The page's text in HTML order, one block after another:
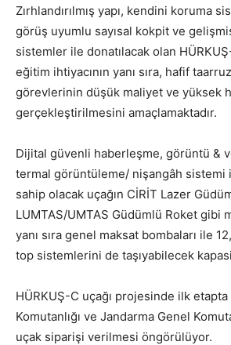
Zırhlandırılmış yapı, kendini koruma
görüş uyumlu sayısal kokpit ve
sistemler ile donatılacak olan
eğitim ihtiyacının yanı sıra, hafif
görevlerinin düşük maliyet ve yüksek
gerçekleştirilmesini amaçlamaktadır.
Dijital güvenli haberleşme, görüntü &
termal görüntüleme/ nişangâh sistemi
sahip olacak uçağın CİRİT Lazer
LUMTAS/UMTAS Güdümlü Roket gibi
yanı sıra genel maksat bombaları ile
top sistemlerini de taşıyabilecek
HÜRKUŞ-C uçağı projesinde ilk
Komutanlığı ve Jandarma Genel
uçak siparişi verilmesi öngörülüyor.